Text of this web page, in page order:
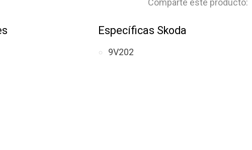
Comparte este producto:
Específicas Skoda
9V202